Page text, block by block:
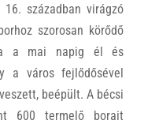
században virágzó
szorosan körődő
a mai napig él és
a város fejlődősével
beépült. A bécsi
600 termelő borait